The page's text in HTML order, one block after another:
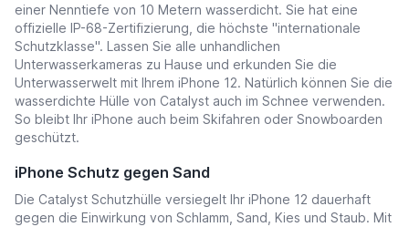
einer Nenntiefe von 10 Metern wasserdicht. Sie hat eine
offizielle IP-68-Zertifizierung, die höchste "internationale
Schutzklasse". Lassen Sie alle unhandlichen
Unterwasserkameras zu Hause und erkunden Sie die
Unterwasserwelt mit Ihrem iPhone 12. Natürlich können Sie die
wasserdichte Hülle von Catalyst auch im Schnee verwenden.
So bleibt Ihr iPhone auch beim Skifahren oder Snowboarden
geschützt.
iPhone Schutz gegen Sand
Die Catalyst Schutzhülle versiegelt Ihr iPhone 12 dauerhaft
gegen die Einwirkung von Schlamm, Sand, Kies und Staub. Mit